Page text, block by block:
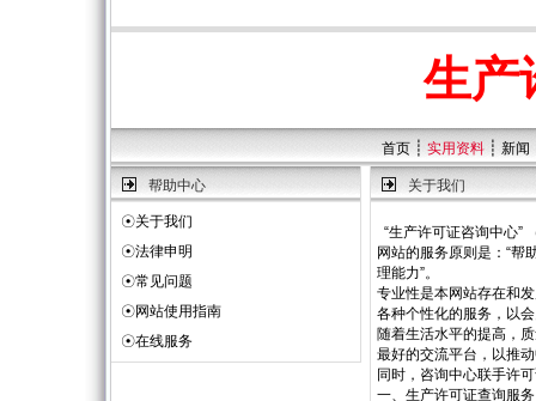
生产
首页 ┊ 实用资料 ┊ 新闻
帮助中心
☉关于我们
☉法律申明
☉常见问题
☉网站使用指南
☉在线服务
关于我们
“生产许可证咨询中心”
网站的服务原则是：“帮
理能力”。
专业性是本网站存在和
各种个性化的服务，以
随着生活水平的提高，
最好的交流平台，以推
同时，咨询中心联手许
一、生产许可证查询服务